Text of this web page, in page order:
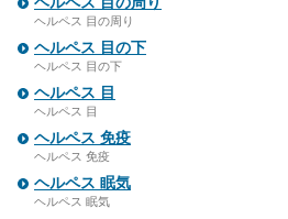
ヘルペス 目の周り
ヘルペス 目の下
ヘルペス 目の下
ヘルペス 目
ヘルペス 目
ヘルペス 免疫
ヘルペス 免疫
ヘルペス 眠気
ヘルペス 眠気